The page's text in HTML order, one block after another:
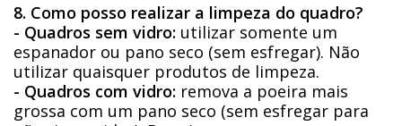
8. Como posso realizar a limpeza do quadro?
- Quadros sem vidro: utilizar somente um
espanador ou pano seco (sem esfregar). Não
utilizar quaisquer produtos de limpeza.
- Quadros com vidro: remova a poeira mais
grossa com um pano seco (sem esfregar para